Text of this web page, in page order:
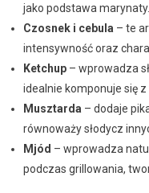
jako podstawa marynaty.
Czosnek i cebula – te
intensywność oraz
Ketchup– wprowadza
idealnie komponuje się
Musztarda – dodaje
równoważy słodycz
Mjód – wprowadza
podczas grillowania,